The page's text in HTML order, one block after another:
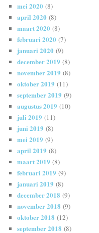
mei 2020 (8)
april 2020 (8)
maart 2020 (8)
februari 2020 (7)
januari 2020 (9)
december 2019 (8)
november 2019 (8)
oktober 2019 (11)
september 2019 (9)
augustus 2019 (10)
juli 2019 (11)
juni 2019 (8)
mei 2019 (9)
april 2019 (8)
maart 2019 (8)
februari 2019 (9)
januari 2019 (8)
december 2018 (9)
november 2018 (9)
oktober 2018 (12)
september 2018 (8)